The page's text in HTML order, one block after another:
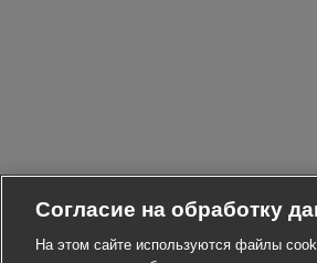
Согласие на обработку
На этом сайте используются файлы